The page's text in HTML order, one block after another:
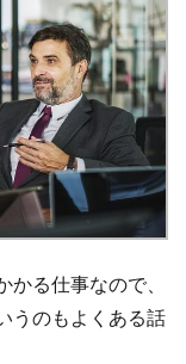
かる仕事なので、
うのもよくある話